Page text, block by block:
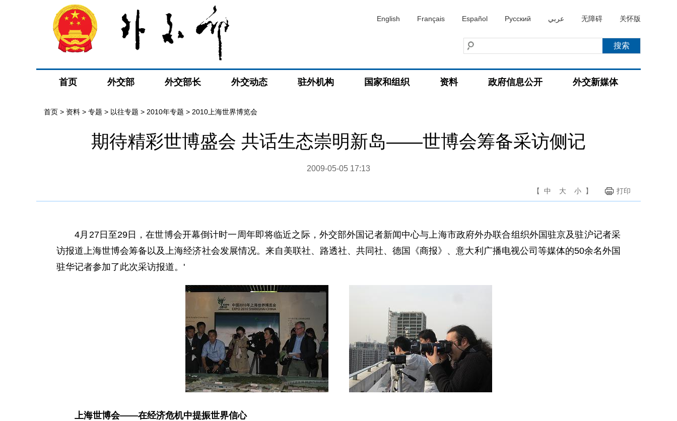
English Français Español Русский عربي 无障碍 关怀版
首页 外交部 外交部长 外交动态 驻外机构 国家和组织 资料 政府信息公开 外交新媒体
首页 > 资料 > 专题 > 以往专题 > 2010年专题 > 2010上海世界博览会
期待精彩世博盛会 共话生态崇明新岛——世博会筹备采访侧记
2009-05-05 17:13
【 中 大 小 】 打印
4月27日至29日，在世博会开幕倒计时一周年即将临近之际，外交部外国记者新闻中心与上海市政府外办联合组织外国驻京及驻沪记者采
访报道上海世博会筹备以及上海经济社会发展情况。来自美联社、路透社、共同社、德国《商报》、意大利广播电视公司等媒体的50余名外国
驻华记者参加了此次采访报道。'
上海世博会——在经济危机中提振世界信心